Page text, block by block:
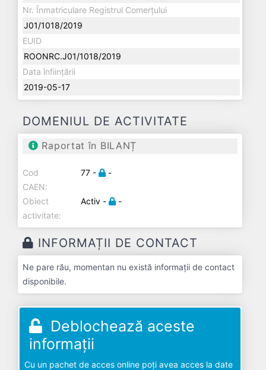
Nr. Înmatriculare Registrul Comerțului
J01/1018/2019
EUID
ROONRC.J01/1018/2019
Data înființării
2019-05-17
DOMENIUL DE ACTIVITATE
Raportat în BILANȚ
Cod
CAEN:
77 - -
Obiect
activitate:
Activ - -
INFORMAȚII DE CONTACT
Ne pare rău, momentan nu există informații de contact
disponibile.
Deblochează aceste
informații
Cu un pachet de acces online poți avea acces la date